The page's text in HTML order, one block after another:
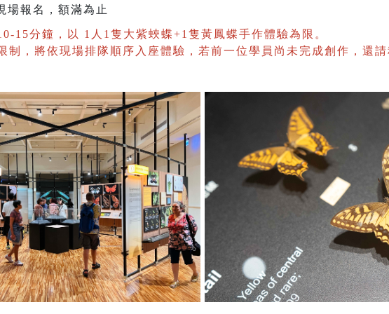
場報名，額滿為止
15分鐘，以 1人1隻大紫蛺蝶+1隻黃鳳蝶手作體驗為限。
制，將依現場排隊順序入座體驗，若前一位學員尚未完成創作，還